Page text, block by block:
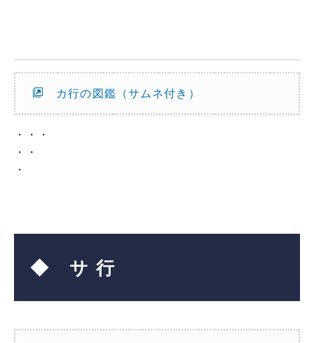
カ行の図鑑（サムネ付き）
・・・
・・
・
◆ サ 行